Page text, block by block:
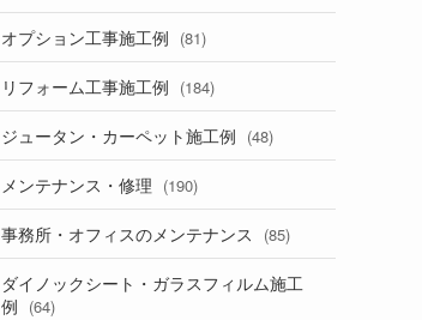
オプション工事施工例 (81)
リフォーム工事施工例 (184)
ジュータン・カーペット施工例 (48)
メンテナンス・修理 (190)
事務所・オフィスのメンテナンス (85)
ダイノックシート・ガラスフィルム施工
例 (64)